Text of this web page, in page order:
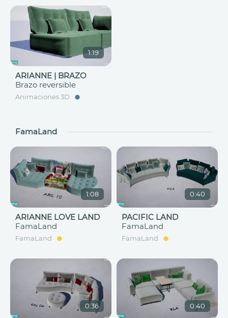
1:19
ARIANNE | BRAZO
Brazo reversible
Animaciones 3D
FamaLand
1:08
ARIANNE LOVE LAND
FamaLand
FamaLand
0:40
PACIFIC LAND
FamaLand
FamaLand
0:36 0:40